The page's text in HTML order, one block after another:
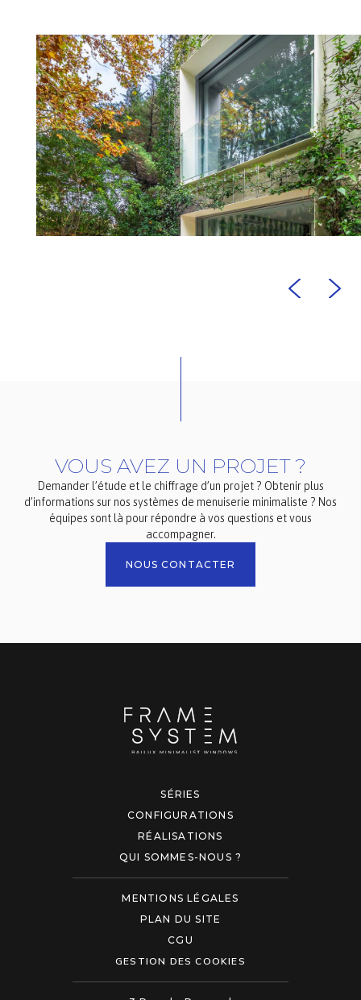
VOUS AVEZ UN PROJET ?
Demander l’étude et le chiffrage d’un projet ? Obtenir plus
d’informations sur nos systèmes de menuiserie minimaliste ? Nos
équipes sont là pour répondre à vos questions et vous
accompagner.
NOUS CONTACTER
SÉRIES
CONFIGURATIONS
RÉALISATIONS
QUI SOMMES-NOUS ?
MENTIONS LÉGALES
PLAN DU SITE
CGU
GESTION DES COOKIES